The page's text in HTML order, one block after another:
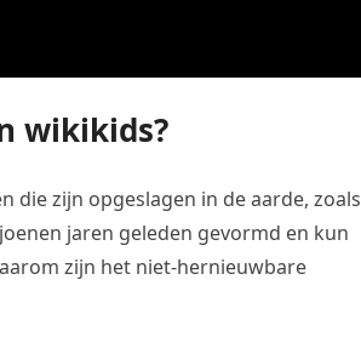
wikikids?
die zijn opgeslagen in de aarde, zoals
jaren geleden gevormd en kun
zijn het niet-hernieuwbare